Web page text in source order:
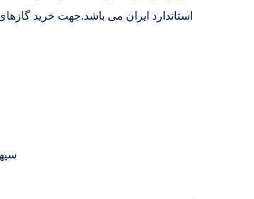
استاندارد ایران می باشد.جهت خرید گازهای خالص و